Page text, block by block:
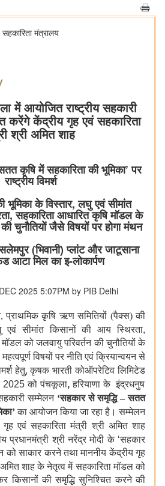
सहकारिता मंत्रालय
में आयोजित राष्ट्रीय सहकारी
करेंगे केंद्रीय गृह एवं सहकारिता
श्री अमित शाह
कृषि में सहकारिता की भूमिका’ पर
राष्ट्रीय विमर्श
के विस्तार, लघु एवं सीमांत
सहकारिता आधारित कृषि मॉडल के
चुनौतियों जैसे विषयों पर होगा मंथन
(भिवानी) प्लांट और जाटूसाना
आटा मिल का इ-लोकार्पण
DEC 2025 5:07PM by PIB Delhi
,प्राथमिक कृषि ऋण समितियों (पैक्स)की
एवं सीमांत किसानों की आय स्थिरता,
को जलवायु परिवर्तन की चुनौतियों के
महत्वपूर्ण विषयों पर नीति एवं क्रियान्वयन से
हेतु, कृषक भारती कोऑपरेटिव लिमिटेड
2025 को पंचकूला,हरियाणा के इंद्रधनुष
सम्मेलन ‘सहकार से समृद्धि–सतत
’ का आयोजन किया जा रहा है। सम्मेलन
गृह एवं सहकारिता मंत्री श्री अमित शाह
प्रधानमंत्री श्री नरेंद्र मोदी के ‘सहकार
को साकार करने तथा माननीय केंद्रीय गृह
शाह के नेतृत्व में सहकारिता मॉडल को
किसानों की समृद्धि सुनिश्चित करने की